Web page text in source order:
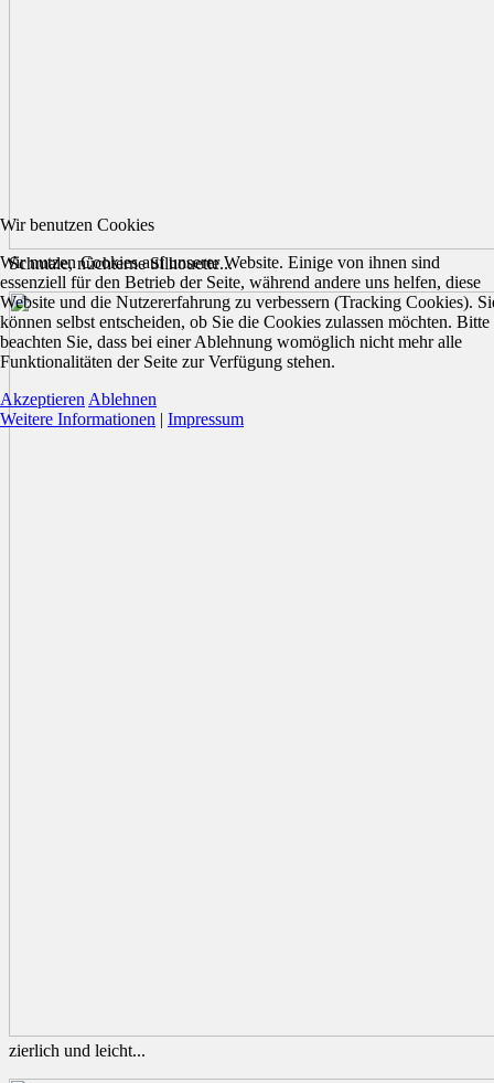
Schmale, nüchterne Silhouette...
zierlich und leicht...
Wir benutzen Cookies
Wir nutzen Cookies auf unserer Website. Einige von ihnen sind
essenziell für den Betrieb der Seite, während andere uns helfen, diese
Website und die Nutzererfahrung zu verbessern (Tracking Cookies).
können selbst entscheiden, ob Sie die Cookies zulassen möchten. Bitte
beachten Sie, dass bei einer Ablehnung womöglich nicht mehr alle
Funktionalitäten der Seite zur Verfügung stehen.
Akzeptieren Ablehnen
Weitere Informationen | Impressum